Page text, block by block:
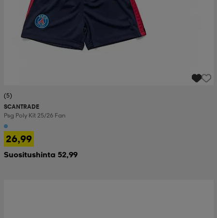
(5)
SCANTRADE
Psg Poly Kit 25/26 Fan
26,99
Suositushinta 52,99